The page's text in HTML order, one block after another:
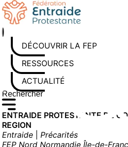
Aller
au
contenu
DÉCOUVRIR LA FEP
RESSOURCES
ACTUALITÉS
Rechercher sur le site
Saisissez au moins 3 caractères
ENTRAIDE PROTESTANTE DE
REGION
Entraide
Précarités
FEP Nord Normandie Île-de-